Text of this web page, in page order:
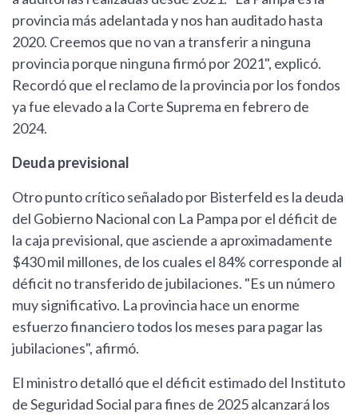
provincia más adelantada y nos han auditado hasta
2020. Creemos que no van a transferir a ninguna
provincia porque ninguna firmó por 2021", explicó.
Recordó que el reclamo de la provincia por los fondos
ya fue elevado a la Corte Suprema en febrero de
2024.
Deuda previsional
Otro punto crítico señalado por Bisterfeld es la deuda
del Gobierno Nacional con La Pampa por el déficit de
la caja previsional, que asciende a aproximadamente
$430 mil millones, de los cuales el 84% corresponde al
déficit no transferido de jubilaciones. "Es un número
muy significativo. La provincia hace un enorme
esfuerzo financiero todos los meses para pagar las
jubilaciones", afirmó.
El ministro detalló que el déficit estimado del Instituto
de Seguridad Social para fines de 2025 alcanzará los